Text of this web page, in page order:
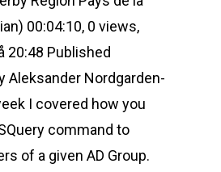
00:04:10, 0 views,
20:48 Published
Aleksander Nordgarden-
I covered how you
command to
of a given AD Group.